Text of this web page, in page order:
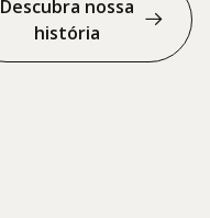
Descubra nossa
história